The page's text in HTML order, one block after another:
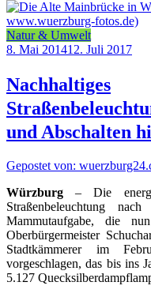
Natur & Umwelt
8. Mai 201412. Juli 2017
Nachhaltiges
und Abschalten
Gepostet von:
Würzburg – Die
Straßenbeleuchtung
Mammutaufgabe, die
Oberbürgermeister
Stadtkämmerer im
vorgeschlagen, das bis ins
5.127